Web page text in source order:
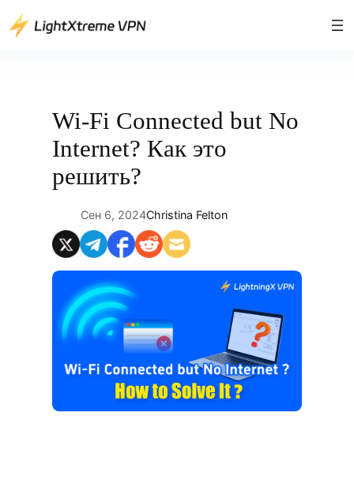
Перейти
Wi-Fi Connected but No
Internet? Как это
решить?
Сен 6, 2024Christina Felton